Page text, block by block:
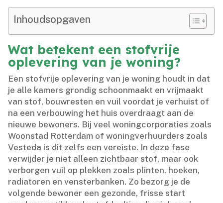
Inhoudsopgaven
Wat betekent een stofvrije
oplevering van je woning?
Een stofvrije oplevering van je woning houdt in dat
je alle kamers grondig schoonmaakt en vrijmaakt
van stof, bouwresten en vuil voordat je verhuist of
na een verbouwing het huis overdraagt aan de
nieuwe bewoners.​ Bij veel woningcorporaties zoals
Woonstad Rotterdam of woningverhuurders zoals
Vesteda is dit zelfs een vereiste.​ In deze fase
verwijder je niet alleen zichtbaar stof, maar ook
verborgen vuil op plekken zoals plinten, hoeken,
radiatoren en vensterbanken.​ Zo bezorg je de
volgende bewoner een gezonde, frisse start